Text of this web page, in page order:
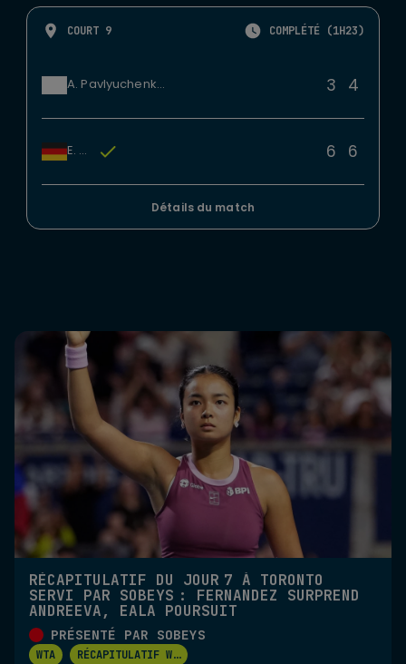
COURT 9 COMPLÉTÉ (1H23)
A. Pavlyuchenkova 3 4
E. Lys 6 6
Détails du match
RÉCAPITULATIF DU JOUR 7 À TORONTO
SERVI PAR SOBEYS : FERNANDEZ SURPREND
ANDREEVA, EALA POURSUIT
PRÉSENTÉ PAR SOBEYS
WTA RÉCAPITULATIF W...